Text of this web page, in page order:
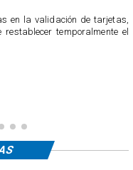
en la validación de tarjetas,
temporalmente el